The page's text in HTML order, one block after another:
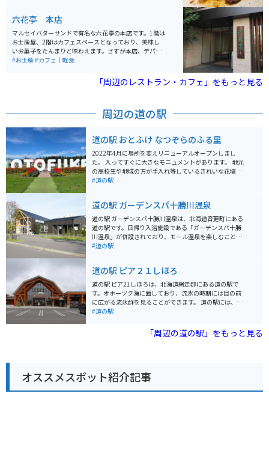
ねらって行くのがオススメです。前菜やパスタ、お酒も
豊富でメニュー選びも楽しめます。
六花亭 本店
マルセイバターサンドで有名な六花亭の本店です。1階は
お土産屋、2階はカフェスペースとなっており、美味し
いお菓子をたんまりと味わえます。さすが本店、デパー
トの北海道展では見たことのない商品も沢山あり、この
ンコーナーでは賞味期限3時間の「サクサクパイ」とい
う隠れた名品が味わえますのでぜひご賞味下さい。
#お土産#カフェ｜軽食
「周辺のレストラン・カフェ」をもっと見る
周辺の道の駅
道の駅 おとふけ なつぞらのふる里
2022年4月に場所を変えリニューアルオープンしまし
た。 入ってすぐに大きなモニュメントがあります。 地元
の高校生や地域の方が手入れ等しているきれいな花壇と
共に出迎えてくれます。 軽食だけではなく食事処が充実
売しています。 遊具などが置かれたキッズコーナーがあ
るため、ドライブに疲れた子どもたちも気晴らしできそ
うです。 敷地内には、ドラマ「なつぞら」の再現エリア
があり、世界観そのままで、ドラマの中に入った気分に
なれます。 高速道路のICから近いため、アクセスのしや
#道の駅
道の駅 ガーデンスパ十勝川温泉
道の駅 ガーデンスパ十勝川温泉は、北海道音更町にある
道の駅です。日帰り入浴施設である「ガーデンスパ十勝
川温泉」が併設されており、モール温泉を楽しむことが
できます。モール温泉は植物性の有機物を多く含む温泉
方の特産品を味わうことができます。特に、十勝産の小
麦を使ったパンやスイーツはおすすめです。バイクで訪
れる際は、広々とした駐車場があるので安心です。周辺
には、広大な畑が広がり、北海道らしい風景を楽しむこ
とができます。また、道の駅から少し足を延ばせば、然
#道の駅
道の駅 ピア２１しほろ
道の駅 ピア21しほろは、北海道網走郡にある道の駅で
す。オホーツク海に面しており、流氷の時期には目の前
に広がる流氷群を見ることができます。 道の駅には、レ
ストランや特産品販売所があり、地元の新鮮な海産物や
品なども充実しています。 バイクで訪れる際は、駐車場
からオホーツク海を眺めることができます。周辺には、
夏にはオホーツク海を望むキャンプ場でゆったりと過ご
すことができます。秋には周囲の山々が紅葉で色づき、
冬には流氷が押し寄せるなど、四季折々の魅力を楽しめ
#道の駅
「周辺の道の駅」をもっと見る
オススメスポット紹介記事